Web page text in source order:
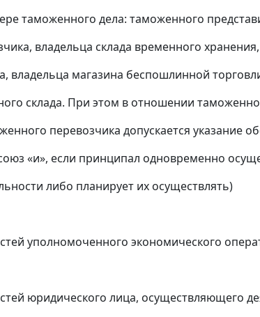
таможенного дела: таможенного
владельца склада временного
владельца магазина беспошлинной
склада. При этом в отношении
перевозчика допускается указание
«и», если принципал одновременно
либо планирует их осуществлять)
уполномоченного экономического
юридического лица, осуществляющего